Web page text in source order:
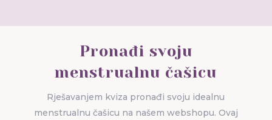
Pronađi svoju
menstrualnu čašicu
Rješavanjem kviza pronađi svoju idealnu
menstrualnu čašicu na našem webshopu. Ovaj